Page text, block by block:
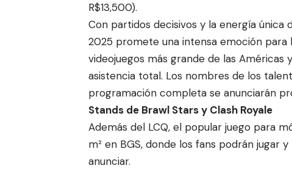
R$13,500).
Con partidos decisivos y la energía única
2025 promete una intensa emoción para
videojuegos más grande de las
asistencia total. Los nombres de los
programación completa se anunciarán
Stands de Brawl Stars y Clash Royale
Además del LCQ, el popular juego para
m² en BGS, donde los fans podrán jugar
anunciar.